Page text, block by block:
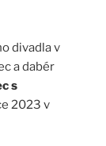
divadla v
a dabér
s
2023 v